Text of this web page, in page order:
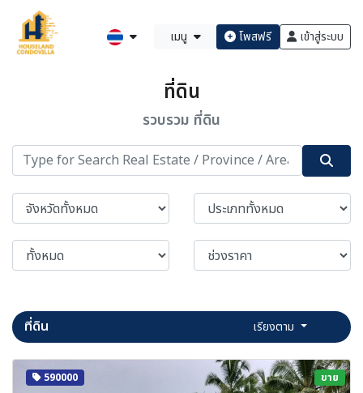
เมนู โพสฟรี เข้าสู่ระบบ
ที่ดิน
รวบรวม ที่ดิน
ที่ดิน เรียงตาม
590000 ขาย